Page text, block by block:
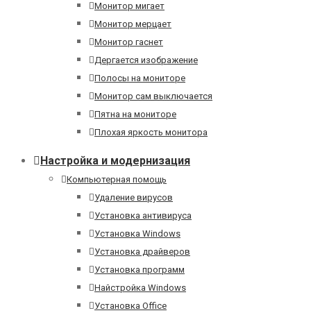
Монитор мигает
Монитор мерцает
Монитор гаснет
Дергается изображение
Полосы на мониторе
Монитор сам выключается
Пятна на мониторе
Плохая яркость монитора
Настройка и модернизация
Компьютерная помощь
Удаление вирусов
Установка антивируса
Установка Windows
Установка драйверов
Установка программ
Найстройка Windows
Установка Office